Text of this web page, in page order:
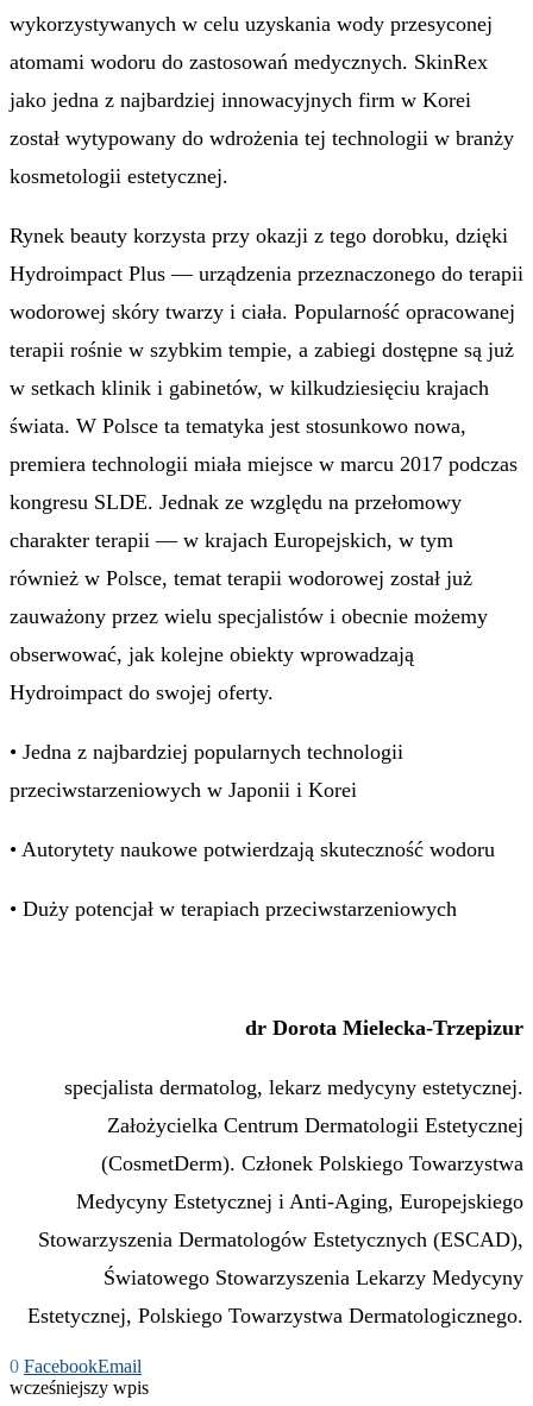
wykorzystywanych w celu uzyskania wody przesyconej
atomami wodoru do zastosowań medycznych. SkinRex
jako jedna z najbardziej innowacyjnych firm w Korei
został wytypowany do wdrożenia tej technologii w branży
kosmetologii estetycznej.
Rynek beauty korzysta przy okazji z tego dorobku, dzięki
Hydroimpact Plus — urządzenia przeznaczonego do terapii
wodorowej skóry twarzy i ciała. Popularność opracowanej
terapii rośnie w szybkim tempie, a zabiegi dostępne są już
w setkach klinik i gabinetów, w kilkudziesięciu krajach
świata. W Polsce ta tematyka jest stosunkowo nowa,
premiera technologii miała miejsce w marcu 2017 podczas
kongresu SLDE. Jednak ze względu na przełomowy
charakter terapii — w krajach Europejskich, w tym
również w Polsce, temat terapii wodorowej został już
zauważony przez wielu specjalistów i obecnie możemy
obserwować, jak kolejne obiekty wprowadzają
Hydroimpact do swojej oferty.
• Jedna z najbardziej popularnych technologii
przeciwstarzeniowych w Japonii i Korei
• Autorytety naukowe potwierdzają skuteczność wodoru
• Duży potencjał w terapiach przeciwstarzeniowych
dr Dorota Mielecka-Trzepizur
specjalista dermatolog, lekarz medycyny estetycznej.
Założycielka Centrum Dermatologii Estetycznej
(CosmetDerm). Członek Polskiego Towarzystwa
Medycyny Estetycznej i Anti-Aging, Europejskiego
Stowarzyszenia Dermatologów Estetycznych (ESCAD),
Światowego Stowarzyszenia Lekarzy Medycyny
Estetycznej, Polskiego Towarzystwa Dermatologicznego.
0 FacebookEmail
wcześniejszy wpis